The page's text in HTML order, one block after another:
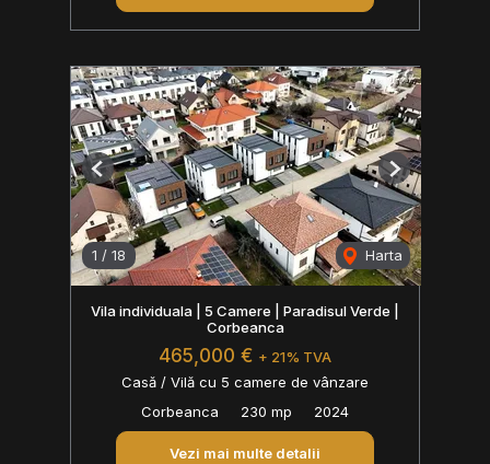
1 / 18 Harta
Previous Next
Vila individuala | 5 Camere | Paradisul Verde |
Corbeanca
465,000 € + 21% TVA
Casă / Vilă cu 5 camere de vânzare
Corbeanca
230 mp 2024
Vezi mai multe detalii